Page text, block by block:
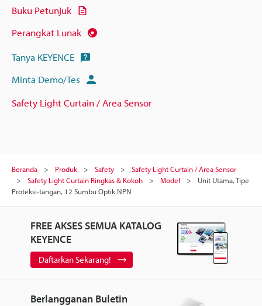
Buku Petunjuk
Perangkat Lunak
Tanya KEYENCE
Minta Demo/Tes
Safety Light Curtain / Area Sensor
Beranda Produk Safety
Safety Light Curtain / Area Sensor
Safety Light Curtain Ringkas & Kokoh
Model
Unit Utama, Tipe
Proteksi-tangan, 12 Sumbu Optik NPN
FREE AKSES SEMUA KATALOG
KEYENCE
Daftarkan Sekarang!
Berlangganan Buletin